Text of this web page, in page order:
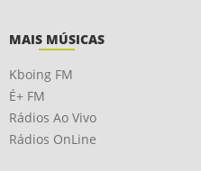
MAIS MÚSICAS
Kboing FM
É+ FM
Rádios Ao Vivo
Rádios OnLine